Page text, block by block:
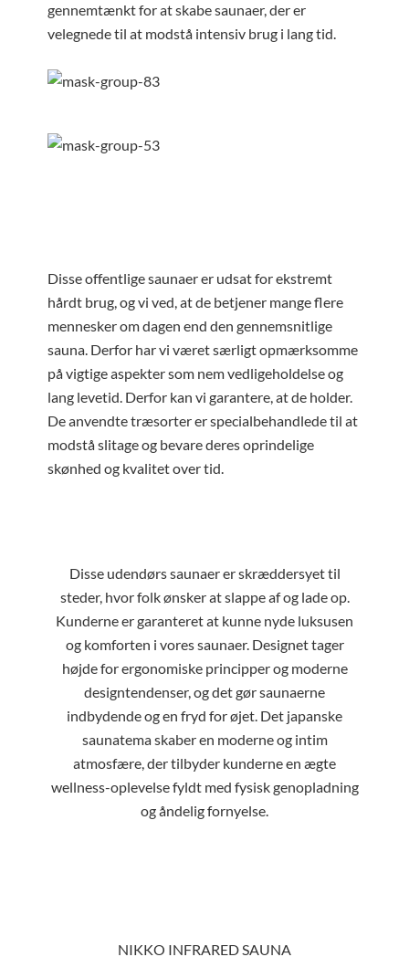
gennemtænkt for at skabe saunaer, der er
velegnede til at modstå intensiv brug i lang tid.
Disse offentlige saunaer er udsat for ekstremt
hårdt brug, og vi ved, at de betjener mange flere
mennesker om dagen end den gennemsnitlige
sauna. Derfor har vi været særligt opmærksomme
på vigtige aspekter som nem vedligeholdelse og
lang levetid. Derfor kan vi garantere, at de holder.
De anvendte træsorter er specialbehandlede til at
modstå slitage og bevare deres oprindelige
skønhed og kvalitet over tid.
Disse udendørs saunaer er skræddersyet til
steder, hvor folk ønsker at slappe af og lade op.
Kunderne er garanteret at kunne nyde luksusen
og komforten i vores saunaer. Designet tager
højde for ergonomiske principper og moderne
designtendenser, og det gør saunaerne
indbydende og en fryd for øjet. Det japanske
saunatema skaber en moderne og intim
atmosfære, der tilbyder kunderne en ægte
wellness-oplevelse fyldt med fysisk genopladning
og åndelig fornyelse.
NIKKO INFRARED SAUNA